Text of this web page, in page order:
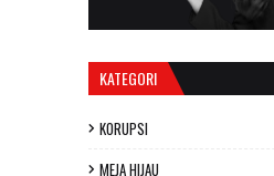
KATEGORI
KORUPSI
MEJA HIJAU